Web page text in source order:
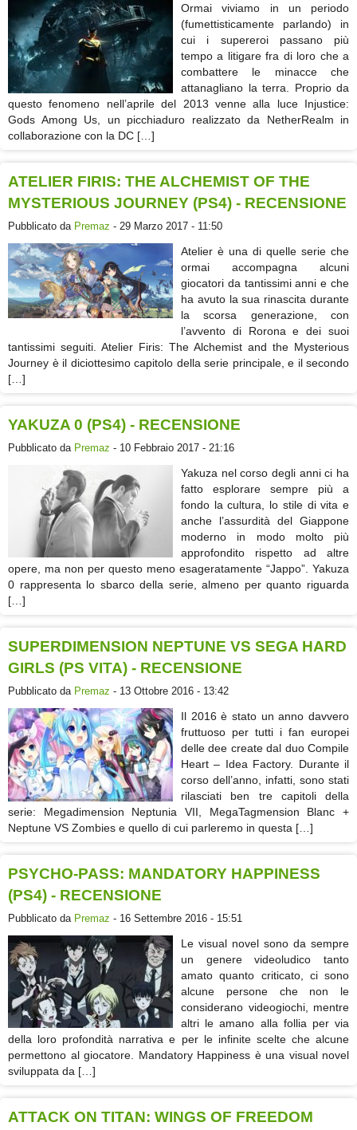
Ormai viviamo in un periodo
(fumettisticamente parlando) in
cui i supereroi passano più
tempo a litigare fra di loro che a
combattere le minacce che
attanagliano la terra. Proprio da
questo fenomeno nell’aprile del 2013 venne alla luce Injustice:
Gods Among Us, un picchiaduro realizzato da NetherRealm in
collaborazione con la DC […]
ATELIER FIRIS: THE ALCHEMIST OF THE
MYSTERIOUS JOURNEY (PS4) - RECENSIONE
Pubblicato da Premaz - 29 Marzo 2017 - 11:50
Atelier è una di quelle serie che
ormai accompagna alcuni
giocatori da tantissimi anni e che
ha avuto la sua rinascita durante
la scorsa generazione, con
l’avvento di Rorona e dei suoi
tantissimi seguiti. Atelier Firis: The Alchemist and the Mysterious
Journey è il diciottesimo capitolo della serie principale, e il secondo
[…]
YAKUZA 0 (PS4) - RECENSIONE
Pubblicato da Premaz - 10 Febbraio 2017 - 21:16
Yakuza nel corso degli anni ci ha
fatto esplorare sempre più a
fondo la cultura, lo stile di vita e
anche l’assurdità del Giappone
moderno in modo molto più
approfondito rispetto ad altre
opere, ma non per questo meno esageratamente “Jappo”. Yakuza
0 rappresenta lo sbarco della serie, almeno per quanto riguarda
[…]
SUPERDIMENSION NEPTUNE VS SEGA HARD
GIRLS (PS VITA) - RECENSIONE
Pubblicato da Premaz - 13 Ottobre 2016 - 13:42
Il 2016 è stato un anno davvero
fruttuoso per tutti i fan europei
delle dee create dal duo Compile
Heart – Idea Factory. Durante il
corso dell’anno, infatti, sono stati
rilasciati ben tre capitoli della
serie: Megadimension Neptunia VII, MegaTagmension Blanc +
Neptune VS Zombies e quello di cui parleremo in questa […]
PSYCHO-PASS: MANDATORY HAPPINESS
(PS4) - RECENSIONE
Pubblicato da Premaz - 16 Settembre 2016 - 15:51
Le visual novel sono da sempre
un genere videoludico tanto
amato quanto criticato, ci sono
alcune persone che non le
considerano videogiochi, mentre
altri le amano alla follia per via
della loro profondità narrativa e per le infinite scelte che alcune
permettono al giocatore. Mandatory Happiness è una visual novel
sviluppata da […]
ATTACK ON TITAN: WINGS OF FREEDOM